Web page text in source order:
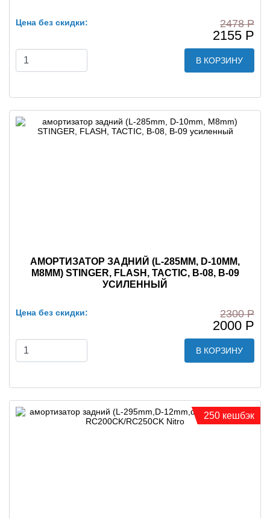
Цена без скидки: 2478 Р
2155 Р
В КОРЗИНУ
АМОРТИЗАТОР ЗАДНИЙ (L-285MM, D-10MM,
M8MM) STINGER, FLASH, TACTIC, B-08, B-09
УСИЛЕННЫЙ
Цена без скидки: 2300 Р
2000 Р
В КОРЗИНУ
250 кешбэк